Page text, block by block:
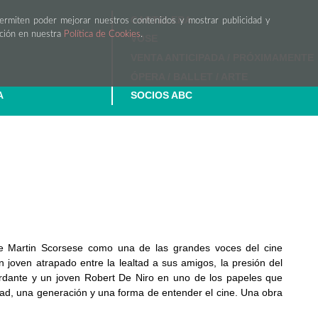
poder mejorar nuestros contenidos y mostrar publicidad y
en nuestra Política de Cookies.
CARTELERA
VOSE
SOCIOS ABC
Martin Scorsese como una de las grandes voces del cine
joven atrapado entre la lealtad a sus amigos, la presión del
y un joven Robert De Niro en uno de los papeles que
una generación y una forma de entender el cine. Una obra